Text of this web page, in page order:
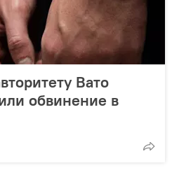
Вато
обвинение в